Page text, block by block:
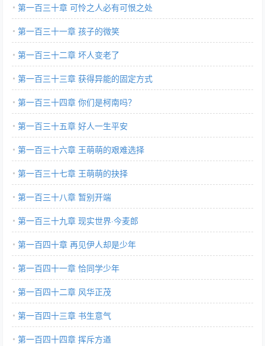
第一百三十章 可怜之人必有可恨之处
第一百三十一章 孩子的微笑
第一百三十二章 坏人变老了
第一百三十三章 获得异能的固定方式
第一百三十四章 你们是柯南吗？
第一百三十五章 好人一生平安
第一百三十六章 王萌萌的艰难选择
第一百三十七章 王萌萌的抉择
第一百三十八章 暂别开端
第一百三十九章 现实世界·今麦郎
第一百四十章 再见伊人却是少年
第一百四十一章 恰同学少年
第一百四十二章 风华正茂
第一百四十三章 书生意气
第一百四十四章 挥斥方遒